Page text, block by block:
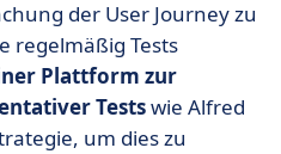
der User Journey zu
regelmäßig Tests
Plattform zur
Testswie Alfred
um dies zu